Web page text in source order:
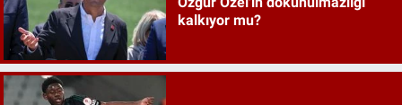
kalkıyor mu?